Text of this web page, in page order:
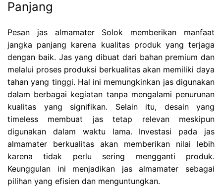
Panjang
Pesan jas almamater Solok memberikan manfaat
jangka panjang karena kualitas produk yang terjaga
dengan baik. Jas yang dibuat dari bahan premium dan
melalui proses produksi berkualitas akan memiliki daya
tahan yang tinggi. Hal ini memungkinkan jas digunakan
dalam berbagai kegiatan tanpa mengalami penurunan
kualitas yang signifikan. Selain itu, desain yang
timeless membuat jas tetap relevan meskipun
digunakan dalam waktu lama. Investasi pada jas
almamater berkualitas akan memberikan nilai lebih
karena tidak perlu sering mengganti produk.
Keunggulan ini menjadikan jas almamater sebagai
pilihan yang efisien dan menguntungkan.